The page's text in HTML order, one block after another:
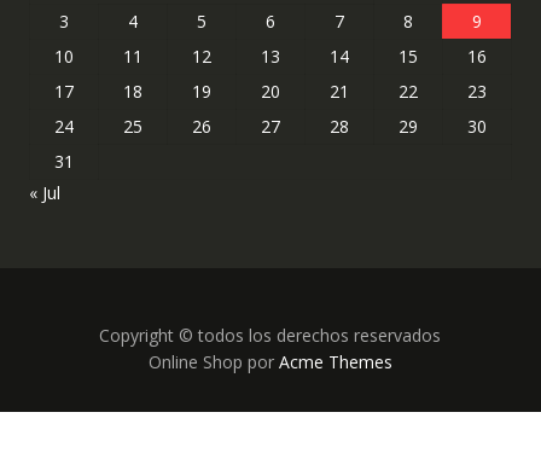
3
4 5 6 7 8
9
10
11 12 13 14 15
16
17
18 19 20 21 22
23
24
25 26 27 28 29
30
31
« Jul
Copyright © todos los derechos reservados
Online Shop por Acme Themes